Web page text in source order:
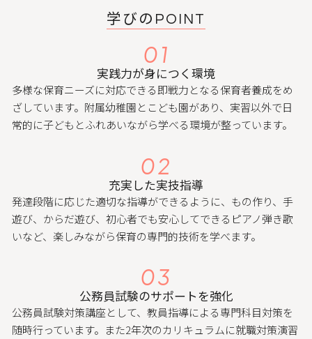
学びのPOINT
01
実践力が身につく環境
多様な保育ニーズに対応できる即戦力となる保育者養成をめ
ざしています。附属幼稚園とこども園があり、実習以外で日
常的に子どもとふれあいながら学べる環境が整っています。
02
充実した実技指導
発達段階に応じた適切な指導ができるように、もの作り、手
遊び、からだ遊び、初心者でも安心してできるピアノ弾き歌
いなど、楽しみながら保育の専門的技術を学べます。
03
公務員試験のサポートを強化
公務員試験対策講座として、教員指導による専門科目対策を
随時行っています。また2年次のカリキュラムに就職対策演習